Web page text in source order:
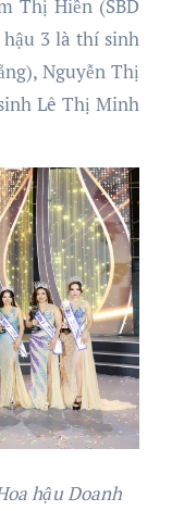
Thị Hiền (SBD
hậu 3 là thí sinh
Nguyễn Thị
Lê Thị Minh
hậu Doanh